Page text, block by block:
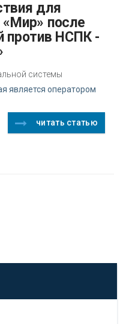
после
против НСПК -
системы
является оператором
читать статью